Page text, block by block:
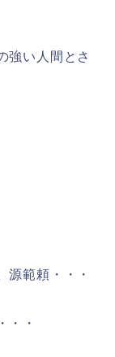
強い人間とさ
源範頼・・・
・・